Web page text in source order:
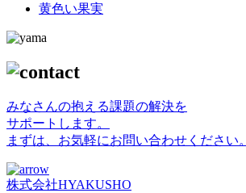
黄色い果実
みなさんの抱える課題の解決を
サポートします。
まずは、お気軽にお問い合わせください。
株式会社HYAKUSHO